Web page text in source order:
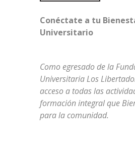
Conéctate a tu
Universitario
Como egresado de la
Universitaria Los
acceso a todas las
formación integral que
para la comunidad.